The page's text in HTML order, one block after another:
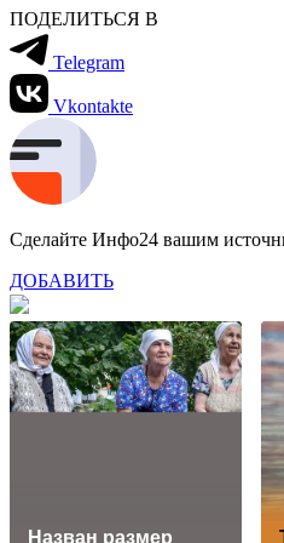
ПОДЕЛИТЬСЯ В
Telegram
Vkontakte
Сделайте Инфо24 вашим
ДОБАВИТЬ
Назван размер